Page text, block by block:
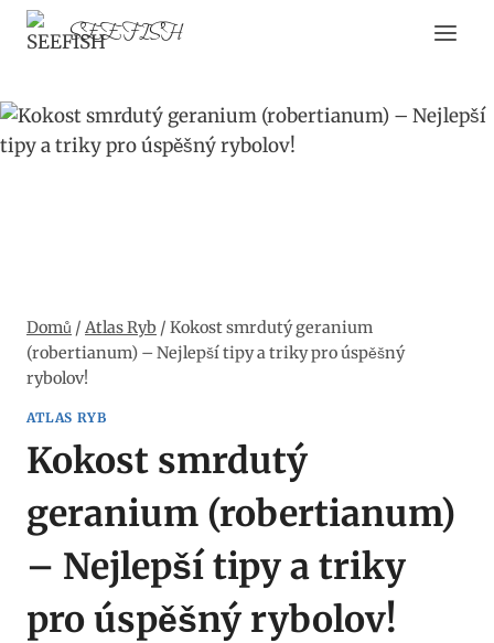
Přeskočit
SEEFISH
Domů / Atlas Ryb / Kokost smrdutý geranium
(robertianum) – Nejlepší tipy a triky pro úspěšný
rybolov!
ATLAS RYB
Kokost smrdutý
geranium (robertianum)
– Nejlepší tipy a triky
pro úspěšný rybolov!